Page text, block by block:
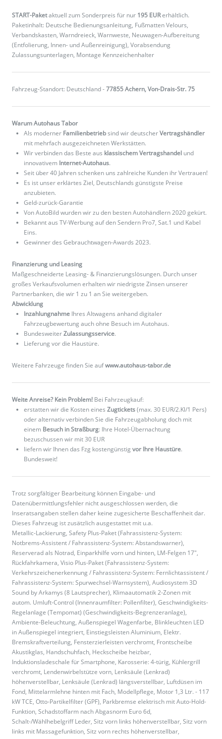
START-Paketaktuell zum Sonderpreis für nur 195 EURerhältlich.
Paketinhalt: Deutsche Bedienungsanleitung, Fußmatten Velours,
Verbandskasten, Warndreieck, Warnweste, Neuwagen-Aufbereitung
(Entfolierung, Innen- und Außenreinigung), Vorabsendung
Zulassungsunterlagen, Montage Kennzeichenhalter
Fahrzeug-Standort: Deutschland -77855 Achern, Von-Drais-Str. 75
Warum Autohaus Tabor
Als moderner Familienbetriebsind wir deutscherVertragshändler
mit mehrfach ausgezeichneten Werkstätten.
Wir verbinden das Beste aus klassischem Vertragshandel und
innovativem Internet-Autohaus.
Seit über 40 Jahren schenken uns zahlreiche Kunden ihr Vertrauen!
Es ist unser erklärtes Ziel, Deutschlands günstigste Preise
anzubieten.
Geld-zurück-Garantie
Von AutoBild wurden wir zu den besten Autohändlern 2020 gekürt.
Bekannt aus TV-Werbung auf den Sendern Pro7, Sat.1 und Kabel
Eins.
Gewinner des Gebrauchtwagen-Awards 2023.
Finanzierung und Leasing
Maßgeschneiderte Leasing- & Finanzierungslösungen. Durch unser
großes Verkaufsvolumen erhalten wir niedrigste Zinsen unserer
Partnerbanken, die wir 1 zu 1 an Sie weitergeben.
Abwicklung
Inzahlungnahme Ihres Altwagens anhand digitaler
Fahrzeugbewertung auch ohne Besuch im Autohaus.
BundesweiterZulassungsservice.
Lieferung vor die Haustüre.
Weitere Fahrzeuge finden Sie aufwww.autohaus-tabor.de
Weite Anreise? Kein Problem! Bei Fahrzeugkauf:
erstatten wir die Kosten eines Zugtickets(max. 30 EUR/2.Kl/1 Pers)
oder alternativ verbinden Sie die Fahrzeugabholung doch mit
einem Besuch in Straßburg: Ihre Hotel-Übernachtung
bezuschussen wir mit 30 EUR
liefern wir Ihnen das Fzg kostengünstig vor Ihre Haustüre.
Bundesweit!
Trotz sorgfältiger Bearbeitung können Eingabe- und
Datenübermittlungsfehler nicht ausgeschlossen werden, die
Inseratsangaben stellen daher keine zugesicherte Beschaffenheit dar.
Dieses Fahrzeug ist zusätzlich ausgestattet mit u.a.
Metallic-Lackierung, Safety Plus-Paket (Fahrassistenz-System:
Notbrems-Assistent / Fahrassistenz-System: Abstandswarner),
Reserverad als Notrad, Einparkhilfe vorn und hinten, LM-Felgen 17",
Rückfahrkamera, Visio Plus-Paket (Fahrassistenz-System:
Verkehrszeichenerkennung / Fahrassistenz-System: Fernlichtassistent /
Fahrassistenz-System: Spurwechsel-Warnsystem), Audiosystem 3D
Sound by Arkamys (8 Lautsprecher), Klimaautomatik 2-Zonen mit
autom. Umluft-Control (Innenraumfilter: Pollenfilter), Geschwindigkeits-
Regelanlage (Tempomat) (Geschwindigkeits-Begrenzeranlage),
Ambiente-Beleuchtung, Außenspiegel Wagenfarbe, Blinkleuchten LED
in Außenspiegel integriert, Einstiegsleisten Aluminium, Elektr.
Bremskraftverteilung, Fensterzierleisten verchromt, Frontscheibe
Akustikglas, Handschuhfach, Heckscheibe heizbar,
Induktionsladeschale für Smartphone, Karosserie: 4-türig, Kühlergrill
verchromt, Lendenwirbelstütze vorn, Lenksäule (Lenkrad)
höhenverstellbar, Lenksäule (Lenkrad) längsverstellbar, Luftdüsen im
Fond, Mittelarmlehne hinten mit Fach, Modellpflege, Motor 1,3 Ltr. - 117
kW TCE, Otto-Partikelfilter (GPF), Parkbremse elektrisch mit Auto-Hold-
Funktion, Schadstoffarm nach Abgasnorm Euro 6d,
Schalt-/Wählhebelgriff Leder, Sitz vorn links höhenverstellbar, Sitz vorn
links mit Massagefunktion, Sitz vorn rechts höhenverstellbar,